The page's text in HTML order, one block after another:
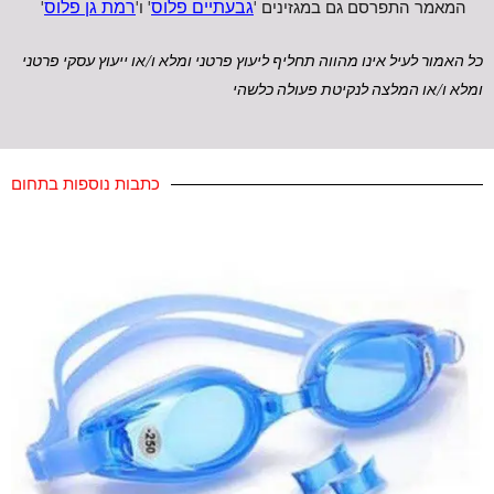
המאמר התפרסם גם במגזינים 'גבעתיים פלוס' ו'רמת גן פלוס'
כל האמור לעיל אינו מהווה תחליף ליעוץ פרטני ומלא ו/או ייעוץ עסקי פרטני
ומלא ו/או המלצה לנקיטת פעולה כלשהי
כתבות נוספות בתחום